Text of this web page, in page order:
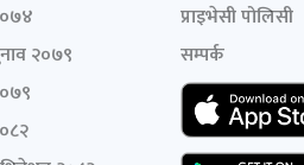
२०७९
प्राइभेसी पोलिसी
सम्पर्क